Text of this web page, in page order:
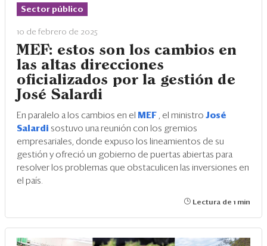
Sector público
10 de febrero de 2025
MEF: estos son los cambios en
las altas direcciones
oficializados por la gestión de
José Salardi
En paralelo a los cambios en el MEF , el ministro José
Salardi sostuvo una reunión con los gremios
empresariales, donde expuso los lineamientos de su
gestión y ofreció un gobierno de puertas abiertas para
resolver los problemas que obstaculicen las inversiones en
el país.
Lectura de 1 min